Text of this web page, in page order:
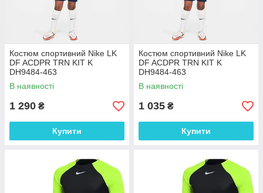
Костюм спортивний Nike LK
DF ACDPR TRN KIT K
DH9484-463
В наявності
1 290 ₴
Купити
Костюм спортивний Nike LK
DF ACDPR TRN KIT K
DH9484-463
В наявності
1 035 ₴
Купити